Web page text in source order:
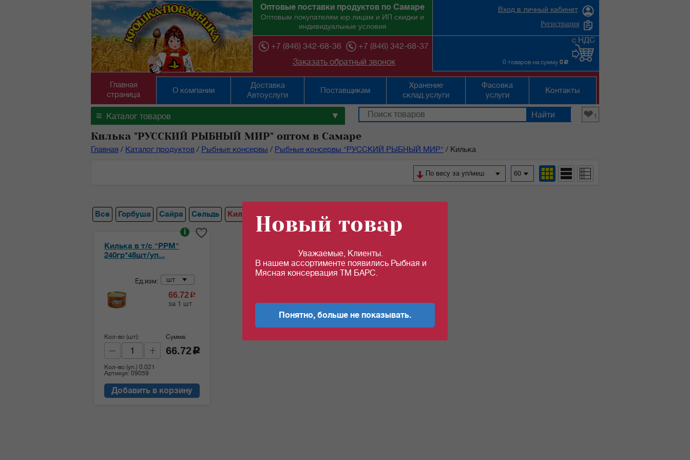
Оптовые поставки продуктов по Самаре
Оптовым покупателям юр.лицам и ИП скидки и
индивидуальные условия
+7 (846) 342-68-36
+7 (846) 342-68-37
Заказать обратный звонок
Вход в личный кабинет
Регистрация
0 товаров на сумму 0 c
с НДС
Главная
страница
О компании
Доставка
Автоуслуги
Поставщикам
Хранение
склад.услуги
Фасовка
услуги
Контакты
≡ Каталог товаров ▼ ❤1
Килька "РУССКИЙ РЫБНЫЙ МИР" оптом в Самаре
Главная / Каталог продуктов / Рыбные консервы / Рыбные консервы "РУССКИЙ РЫБНЫЙ МИР" / Килька
60
По весу за уп/меш
Все Горбуша Сайра Сельдь Килька Скумбрия
Килька в т/с "РРМ"
240гр*48шт/уп...
i
Ед.изм: шт
66.72 c
за 1 шт
Кол-во (шт):
Кол-во (уп.) 0.021
Артикул: 09059
Сумма:
66.72 c
Добавить в корзину
Новый товар
Уважаемые, Клиенты.
В нашем ассортименте появились Рыбная и
Мясная консервация ТМ БАРС.
Понятно, больше не показывать.